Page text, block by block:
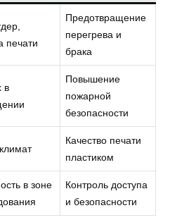
печати
Предотвращение
перегрева и
брака
в
Повышение
пожарной
безопасности
Качество печати
пластиком
в зоне
Контроль доступа
и безопасности